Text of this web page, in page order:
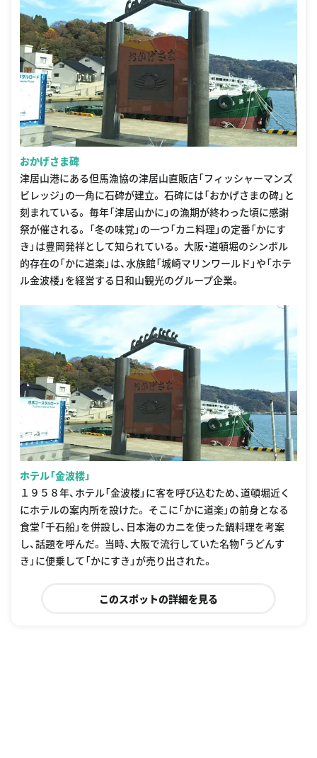
おかげさま碑
津居山港にある但馬漁協の津居山直販店「フィッシャーマンズ
ビレッジ」の一角に石碑が建立。 石碑には「おかげさまの碑」と
刻まれている。 毎年「津居山かに」の漁期が終わった頃に感謝
祭が催される。 「冬の味覚」の一つ「カニ料理」の定番「かにす
き」は豊岡発祥として知られている。 大阪・道頓堀のシンボル
的存在の「かに道楽」は、水族館「城崎マリンワールド」や「ホテ
ル金波楼」を経営する日和山観光のグループ企業。
ホテル「金波楼」
１９５８年、ホテル「金波楼」に客を呼び込むため、道頓堀近く
にホテルの案内所を設けた。 そこに「かに道楽」の前身となる
食堂「千石船」を併設し、日本海のカニを使った鍋料理を考案
し、話題を呼んだ。 当時、大阪で流行していた名物「うどんす
き」に便乗して「かにすき」が売り出された。
このスポットの詳細を見る